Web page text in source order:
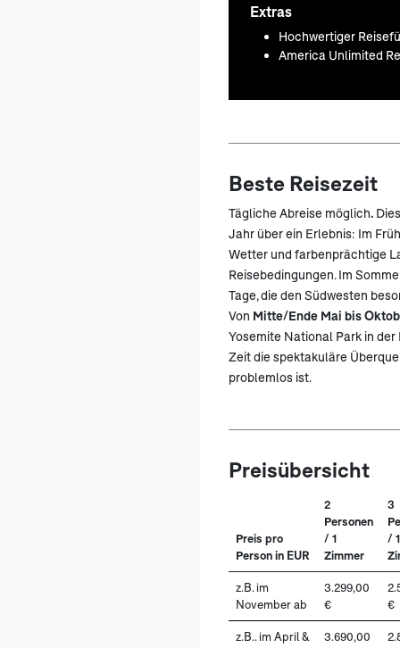
Extras
Hochwertiger
America Unlimited
Beste Reisezeit
Tägliche Abreise möglich.
Jahr über ein Erlebnis: Im
Wetter und farbenprächtige
Reisebedingungen. Im
Tage, die den Südwesten
Von Mitte/Ende Mai bis
Yosemite National Park in
Zeit die spektakuläre
problemlos ist.
Preisübersicht
Preis pro
Person in EUR
2
Personen
/ 1
Zimmer
3
/ 1
z.B. im
November ab
3.299,00
€
€
z.B.. im April &
3.690,00